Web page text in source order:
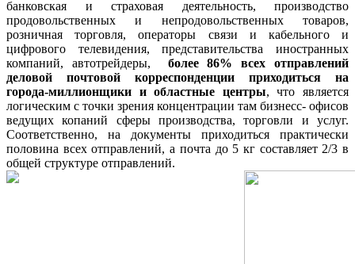
банковская и страховая деятельность, производство
продовольственных и непродовольственных товаров,
розничная торговля, операторы связи и кабельного и
цифрового телевидения, представительства иностранных
компаний, автотрейдеры, более 86% всех отправлений
деловой почтовой корреспонденции приходиться на
города-миллионщики и областные центры, что является
логическим с точки зрения концентрации там бизнесс- офисов
ведущих копаний сферы производства, торговли и услуг.
Соответственно, на документы приходиться практически
половина всех отправлений, а почта до 5 кг составляет 2/3 в
общей структуре отправлений.